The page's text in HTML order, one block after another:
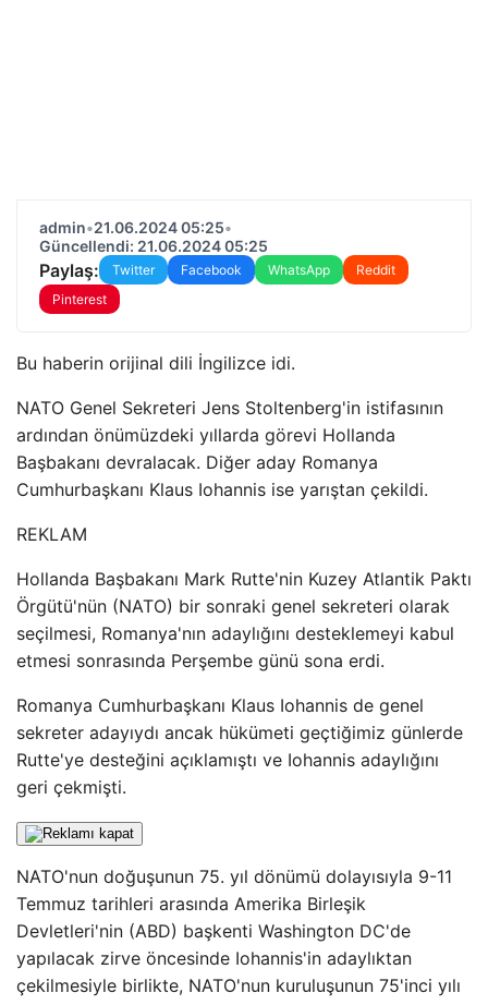
admin•21.06.2024 05:25•
Güncellendi: 21.06.2024 05:25
Paylaş: Twitter Facebook WhatsApp
Reddit
Pinterest
Bu haberin orijinal dili İngilizce idi.
NATO Genel Sekreteri Jens Stoltenberg'in istifasının
ardından önümüzdeki yıllarda görevi Hollanda
Başbakanı devralacak. Diğer aday Romanya
Cumhurbaşkanı Klaus Iohannis ise yarıştan çekildi.
REKLAM
Hollanda Başbakanı Mark Rutte'nin Kuzey Atlantik Paktı
Örgütü'nün (NATO) bir sonraki genel sekreteri olarak
seçilmesi, Romanya'nın adaylığını desteklemeyi kabul
etmesi sonrasında Perşembe günü sona erdi.
Romanya Cumhurbaşkanı Klaus Iohannis de genel
sekreter adayıydı ancak hükümeti geçtiğimiz günlerde
Rutte'ye desteğini açıklamıştı ve Iohannis adaylığını
geri çekmişti.
NATO'nun doğuşunun 75. yıl dönümü dolayısıyla 9-11
Temmuz tarihleri ​​arasında Amerika Birleşik
Devletleri'nin (ABD) başkenti Washington DC'de
yapılacak zirve öncesinde Iohannis'in adaylıktan
çekilmesiyle birlikte, NATO'nun kuruluşunun 75'inci yılı